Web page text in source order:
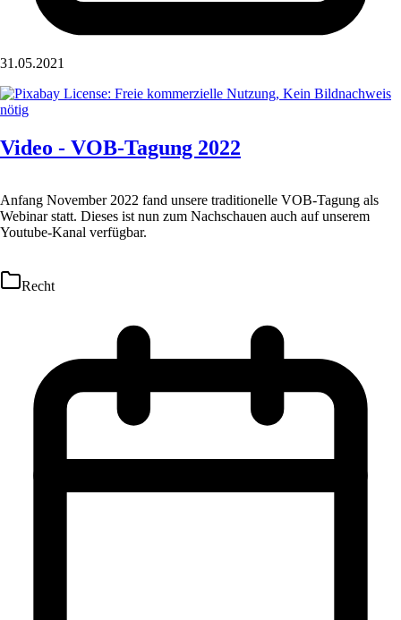
31.05.2021
Video - VOB-Tagung 2022
Anfang November 2022 fand unsere traditionelle VOB-Tagung als
Webinar statt. Dieses ist nun zum Nachschauen auch auf unserem
Youtube-Kanal verfügbar.
Recht